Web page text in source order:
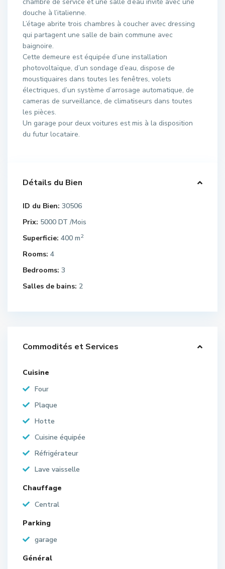
douche à l’italienne.
L’étage abrite trois chambres à coucher avec dressing
qui partagent une salle de bain commune avec
baignoire.
Cette demeure est équipée d’une installation
photovoltaïque, d’un sondage d’eau, dispose de
moustiquaires dans toutes les fenêtres, volets
électriques, d’un système d’arrosage automatique, de
cameras de surveillance, de climatiseurs dans toutes
les pièces.
Un garage pour deux voitures est mis à la disposition
du futur locataire.
Détails du Bien
ID du Bien: 30506
Prix: 5000 DT /Mois
Superficie: 400 m2
Rooms: 4
Bedrooms: 3
Salles de bains: 2
Commodités et Services
Cuisine
Four
Plaque
Hotte
Cuisine équipée
Réfrigérateur
Lave vaisselle
Chauffage
Central
Parking
garage
Général